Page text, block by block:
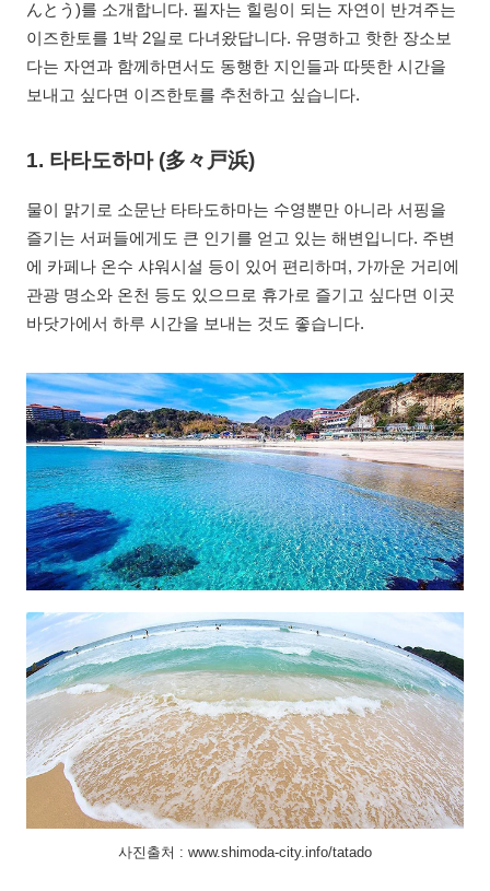
んとう)를 소개합니다. 필자는 힐링이 되는 자연이 반겨주는
이즈한토를 1박 2일로 다녀왔답니다. 유명하고 핫한 장소보
다는 자연과 함께하면서도 동행한 지인들과 따뜻한 시간을
보내고 싶다면 이즈한토를 추천하고 싶습니다.
1. 타타도하마 (多 々戸浜)
물이 맑기로 소문난 타타도하마는 수영뿐만 아니라 서핑을
즐기는 서퍼들에게도 큰 인기를 얻고 있는 해변입니다. 주변
에 카페나 온수 샤워시설 등이 있어 편리하며, 가까운 거리에
관광 명소와 온천 등도 있으므로 휴가로 즐기고 싶다면 이곳
바닷가에서 하루 시간을 보내는 것도 좋습니다.
사진출처 : www.shimoda-city.info/tatado